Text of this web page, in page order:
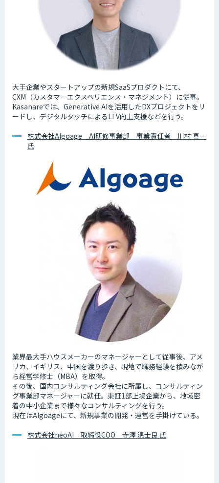
大手企業やスタートアップの新規SaaSプロダクトにて、
CXM（カスタマーエクスペリエンス・マネジメント）に従事。
Kasanareでは、Generative AIを活用したDXプロジェクトをリ
ードし、デジタルタッチによるLTV向上支援などを行う。
株式会社Algoage AI研修事業部 事業責任者 川村 真一
氏
業界最大手ハウスメーカーのマネージャーとして従事後、アメ
リカ、イギリス、中国を渡り歩き、現地で職務経験を積みなが
ら経営学修士（MBA）を取得。
その後、国内コンサルティング会社に所属し、コンサルティン
グ事業部マネージャーに就任。東証1部上場企業から、地域密
着の中小企業まで様々なコンサルティングを行う。
現在はAlgoageにて、新規事業の開発・運営を手掛けている。
株式会社neoAI 取締役COO 寺澤 滉士良 氏